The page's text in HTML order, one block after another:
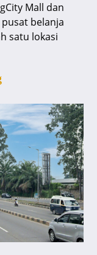
Mall dan
belanja
satu lokasi